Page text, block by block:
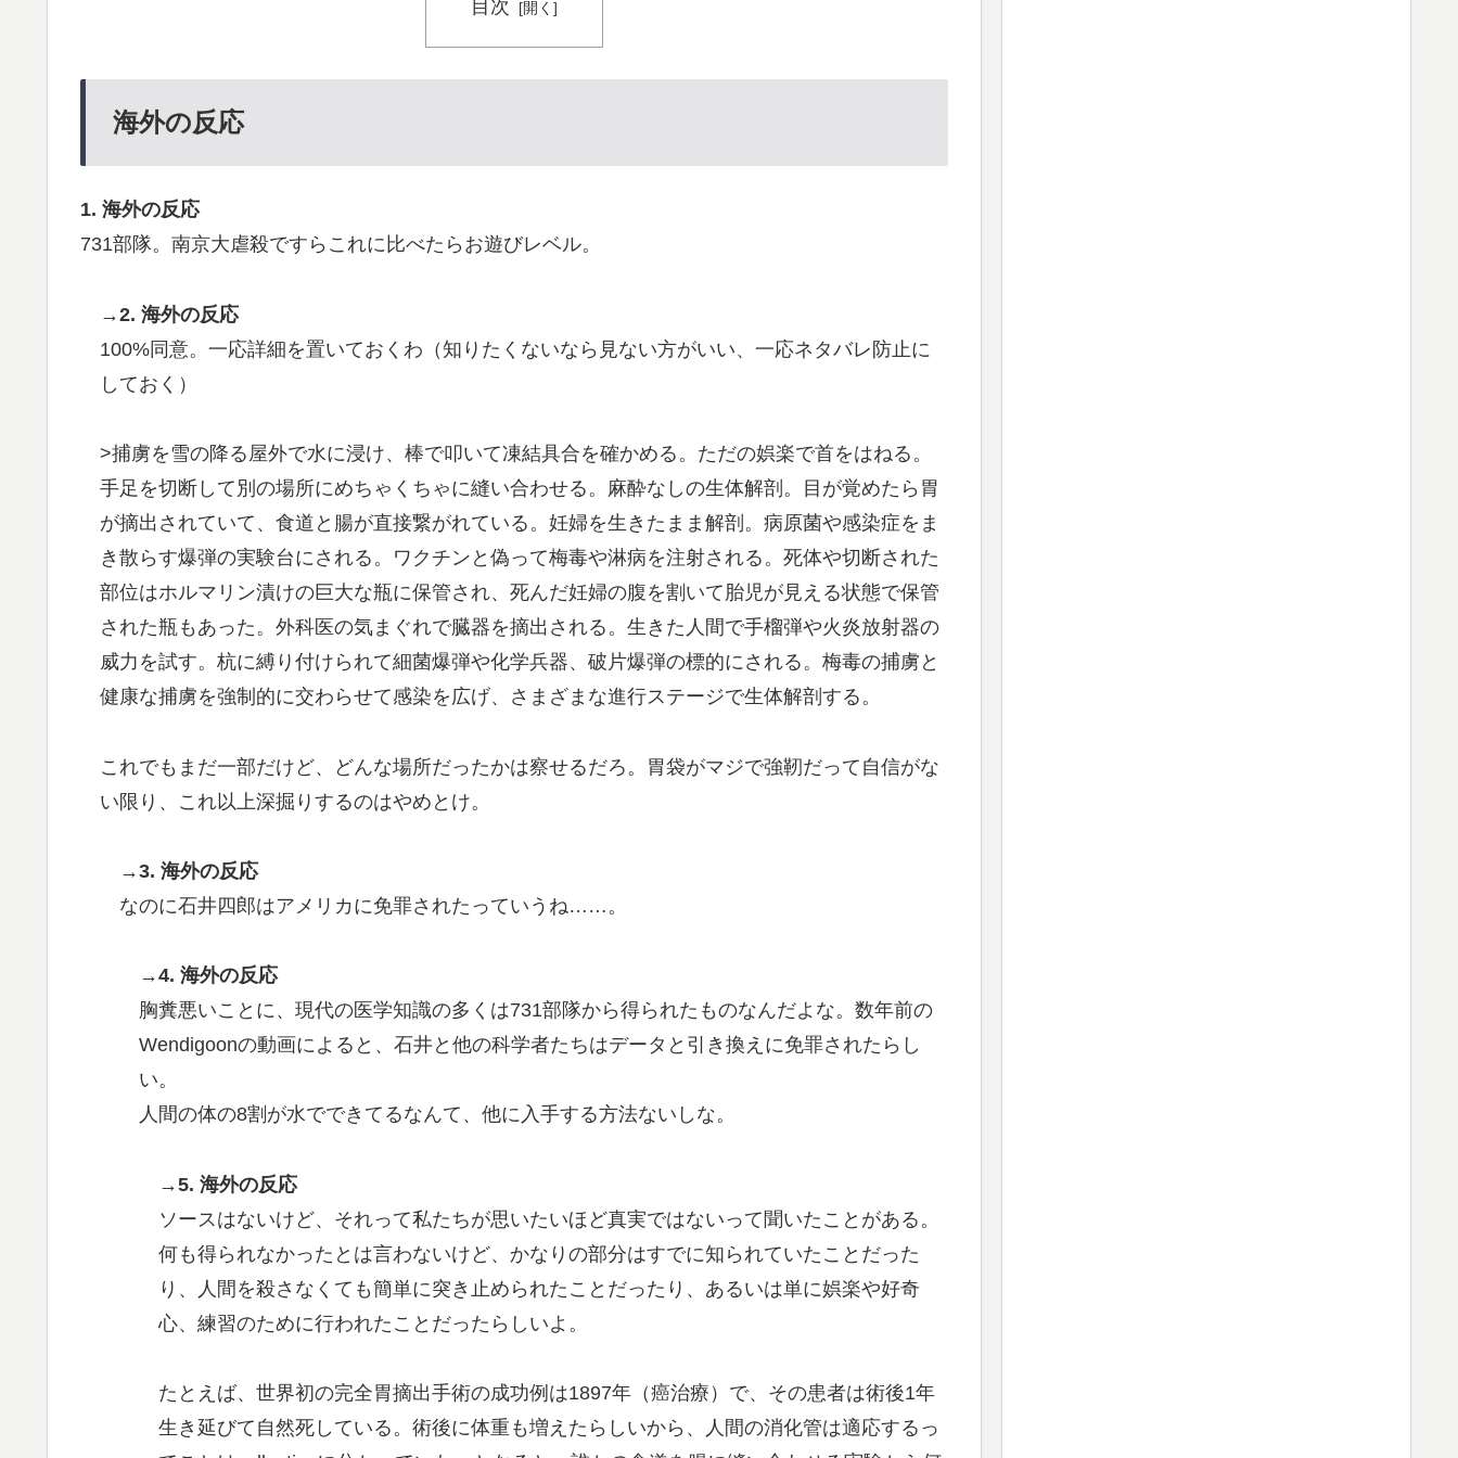
通用した可能性あるの？ → 「脳の病気がなかったらもっととんでもない選手だっただろうな」「やろ
うと思えば二刀流をできるポテンシャルを持っていてもアメリカのシステムが許さないんだよな」
▶ 「二人は父も母も同じきょうだいだった」2002年と2004年、別々に養子に迎えられた男の子と女の子
が受けたDNA検査
▶ 英国人「日本代表で一番好き」上田綺世、プレミア移籍が浮上！現地サポが大興奮！獲得を望む声が
殺到！【海外の反応】
▶ 若手女性教員「学校ではうんこやおならはしない」
目次
海外の反応
1. 海外の反応
731部隊。南京大虐殺ですらこれに比べたらお遊びレベル。
→2. 海外の反応
100%同意。一応詳細を置いておくわ（知りたくないなら見ない方がいい、一応ネタバレ防止に
しておく）
>捕虜を雪の降る屋外で水に浸け、棒で叩いて凍結具合を確かめる。ただの娯楽で首をはねる。
手足を切断して別の場所にめちゃくちゃに縫い合わせる。麻酔なしの生体解剖。目が覚めたら胃
が摘出されていて、食道と腸が直接繋がれている。妊婦を生きたまま解剖。病原菌や感染症をま
き散らす爆弾の実験台にされる。ワクチンと偽って梅毒や淋病を注射される。死体や切断された
部位はホルマリン漬けの巨大な瓶に保管され、死んだ妊婦の腹を割いて胎児が見える状態で保管
された瓶もあった。外科医の気まぐれで臓器を摘出される。生きた人間で手榴弾や火炎放射器の
威力を試す。杭に縛り付けられて細菌爆弾や化学兵器、破片爆弾の標的にされる。梅毒の捕虜と
健康な捕虜を強制的に交わらせて感染を広げ、さまざまな進行ステージで生体解剖する。
これでもまだ一部だけど、どんな場所だったかは察せるだろ。胃袋がマジで強靭だって自信がな
い限り、これ以上深掘りするのはやめとけ。
→3. 海外の反応
なのに石井四郎はアメリカに免罪されたっていうね……。
→4. 海外の反応
胸糞悪いことに、現代の医学知識の多くは731部隊から得られたものなんだよな。数年前の
Wendigoonの動画によると、石井と他の科学者たちはデータと引き換えに免罪されたらし
い。
人間の体の8割が水でできてるなんて、他に入手する方法ないしな。
→5. 海外の反応
ソースはないけど、それって私たちが思いたいほど真実ではないって聞いたことがある。
何も得られなかったとは言わないけど、かなりの部分はすでに知られていたことだった
り、人間を殺さなくても簡単に突き止められたことだったり、あるいは単に娯楽や好奇
心、練習のために行われたことだったらしいよ。
たとえば、世界初の完全胃摘出手術の成功例は1897年（癌治療）で、その患者は術後1年
生き延びて自然死している。術後に体重も増えたらしいから、人間の消化管は適応するっ